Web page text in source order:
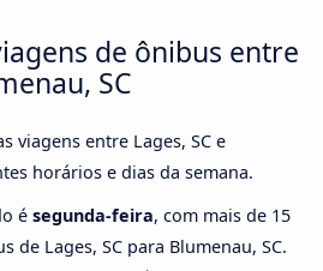
de ônibus entre
SC
viagens entre Lages, SC e
horários e dias da semana.
é segunda-feira, com mais de 15
de Lages, SC para Blumenau, SC.